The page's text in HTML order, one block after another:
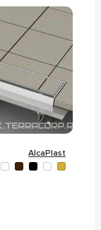
AlcaPlast